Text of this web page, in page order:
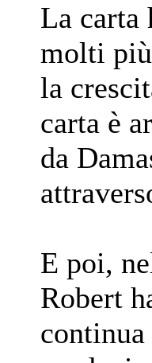
La carta
molti più
la
carta è
da
E poi,
Robert